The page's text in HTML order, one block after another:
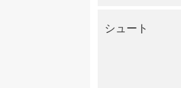
シュート